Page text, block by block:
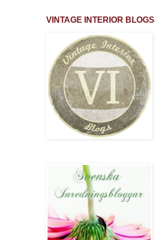
VINTAGE INTERIOR BLOGS